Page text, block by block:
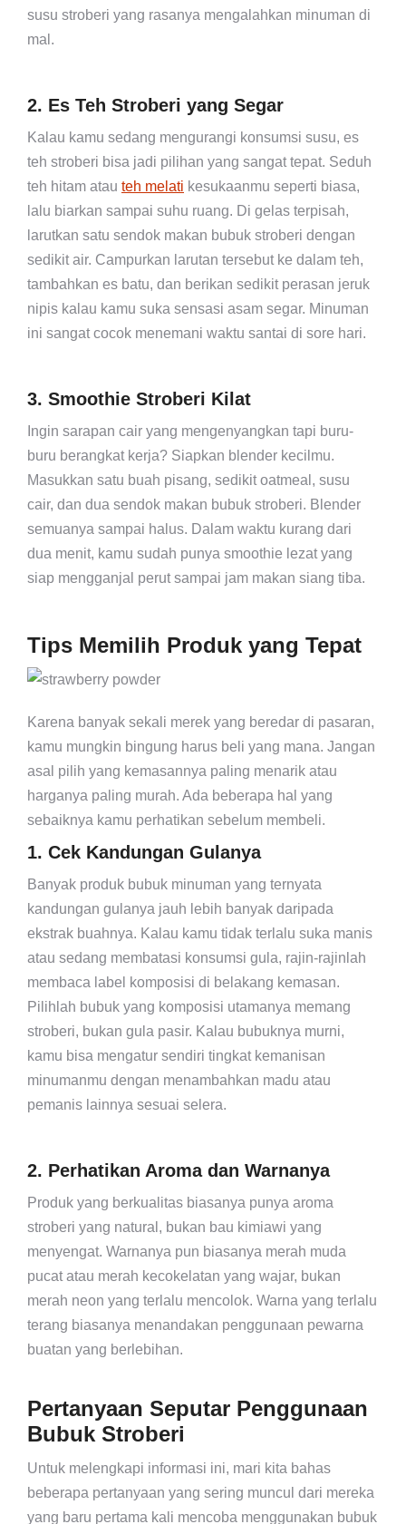
susu stroberi yang rasanya mengalahkan minuman di
mal.
2. Es Teh Stroberi yang Segar
Kalau kamu sedang mengurangi konsumsi susu, es
teh stroberi bisa jadi pilihan yang sangat tepat. Seduh
teh hitam atau teh melati kesukaanmu seperti biasa,
lalu biarkan sampai suhu ruang. Di gelas terpisah,
larutkan satu sendok makan bubuk stroberi dengan
sedikit air. Campurkan larutan tersebut ke dalam teh,
tambahkan es batu, dan berikan sedikit perasan jeruk
nipis kalau kamu suka sensasi asam segar. Minuman
ini sangat cocok menemani waktu santai di sore hari.
3. Smoothie Stroberi Kilat
Ingin sarapan cair yang mengenyangkan tapi buru-
buru berangkat kerja? Siapkan blender kecilmu.
Masukkan satu buah pisang, sedikit oatmeal, susu
cair, dan dua sendok makan bubuk stroberi. Blender
semuanya sampai halus. Dalam waktu kurang dari
dua menit, kamu sudah punya smoothie lezat yang
siap mengganjal perut sampai jam makan siang tiba.
Tips Memilih Produk yang Tepat
Karena banyak sekali merek yang beredar di pasaran,
kamu mungkin bingung harus beli yang mana. Jangan
asal pilih yang kemasannya paling menarik atau
harganya paling murah. Ada beberapa hal yang
sebaiknya kamu perhatikan sebelum membeli.
1. Cek Kandungan Gulanya
Banyak produk bubuk minuman yang ternyata
kandungan gulanya jauh lebih banyak daripada
ekstrak buahnya. Kalau kamu tidak terlalu suka manis
atau sedang membatasi konsumsi gula, rajin-rajinlah
membaca label komposisi di belakang kemasan.
Pilihlah bubuk yang komposisi utamanya memang
stroberi, bukan gula pasir. Kalau bubuknya murni,
kamu bisa mengatur sendiri tingkat kemanisan
minumanmu dengan menambahkan madu atau
pemanis lainnya sesuai selera.
2. Perhatikan Aroma dan Warnanya
Produk yang berkualitas biasanya punya aroma
stroberi yang natural, bukan bau kimiawi yang
menyengat. Warnanya pun biasanya merah muda
pucat atau merah kecokelatan yang wajar, bukan
merah neon yang terlalu mencolok. Warna yang terlalu
terang biasanya menandakan penggunaan pewarna
buatan yang berlebihan.
Pertanyaan Seputar Penggunaan
Bubuk Stroberi
Untuk melengkapi informasi ini, mari kita bahas
beberapa pertanyaan yang sering muncul dari mereka
yang baru pertama kali mencoba menggunakan bubuk